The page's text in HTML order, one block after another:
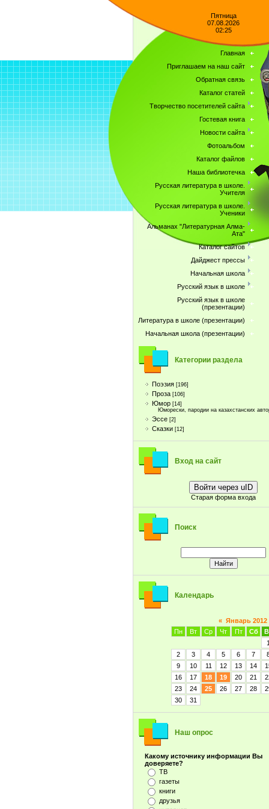
Пятница
07.08.2026
02:25
Главная
Приглашаем на наш сайт
Обратная связь
Каталог статей
Творчество посетителей сайта
Гостевая книга
Новости сайта
Фотоальбом
Каталог файлов
Наша библиотечка
Русская литература в школе.
Учителя
Русская литература в школе.
Ученики
Альманах "Литературная Алма-
Ата"
Каталог сайтов
Дайджест прессы
Начальная школа
Русский язык в школе
Русский язык в школе
(презентации)
Литература в школе (презентации)
Начальная школа (презентации)
Категории раздела
Поэзия [196]
Проза [106]
Юмор [14]
Юморески, пародии на казахстанских
Эссе [2]
Сказки [12]
Вход на сайт
Войти через uID
Старая форма входа
Поиск
Календарь
« Январь 2012
Пн
Вт Ср Чт Пт Сб
1
2
3 4 5 6 7
9
10 11 12 13 14
16
17 18 19 20 21
23
24 25 26 27 28
30
31
Наш опрос
Какому источнику информации Вы
доверяете?
ТВ
газеты
книги
друзья